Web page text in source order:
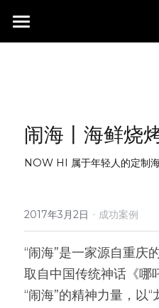
首页
荣膺奖项
联系我们
闹海丨海鲜烧
NOW HI 属于年轻人的定制
2017年3月2日 · 成功案例
“闹海”是一家源自重庆
取自中国传统神话《哪
“闹海”的精神力量，以